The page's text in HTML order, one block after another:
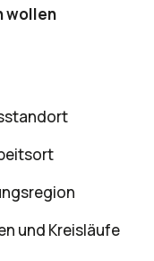
wollen
und Kreisläufe